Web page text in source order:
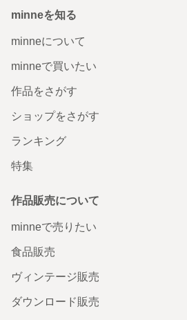
minneを知る
minneについて
minneで買いたい
作品をさがす
ショップをさがす
ランキング
特集
作品販売について
minneで売りたい
食品販売
ヴィンテージ販売
ダウンロード販売